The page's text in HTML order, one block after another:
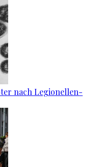
nach Legionellen-